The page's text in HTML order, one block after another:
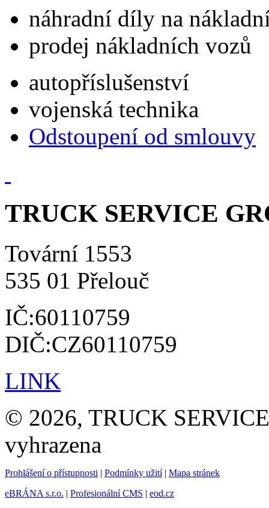
náhradní díly na
prodej nákladních vozů
autopříslušenství
vojenská technika
Odstoupení od smlouvy
TRUCK SERVICE
Tovární 1553
535 01 Přelouč
IČ:60110759
DIČ:CZ60110759
LINK
© 2026, TRUCK
vyhrazena
Prohlášení o přístupnosti | Podmínky užití| Mapa stránek
eBRÁNA s.r.o. | Profesionální CMS | eod.cz